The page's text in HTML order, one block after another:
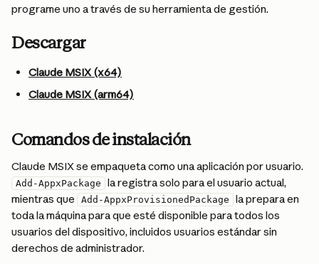
programe uno a través de su herramienta de gestión.
Descargar
Claude MSIX (x64)
Claude MSIX (arm64)
Comandos de instalación
Claude MSIX se empaqueta como una aplicación por usuario.
Add-AppxPackage
la registra solo para el usuario actual,
mientras que
Add-AppxProvisionedPackage
la prepara en
toda la máquina para que esté disponible para todos los
usuarios del dispositivo, incluidos usuarios estándar sin
derechos de administrador.